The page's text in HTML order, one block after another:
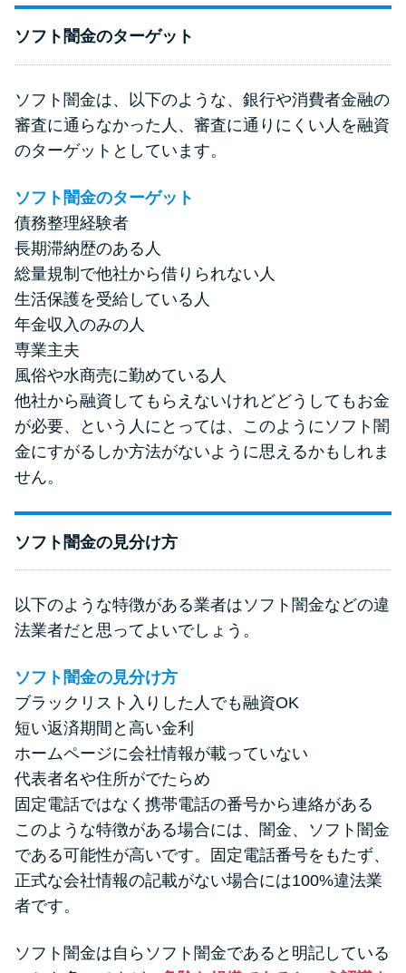
ソフト闇金のターゲット
ソフト闇金は、以下のような、銀行や消費者金融の
審査に通らなかった人、審査に通りにくい人を融資
のターゲットとしています。
ソフト闇金のターゲット
債務整理経験者
長期滞納歴のある人
総量規制で他社から借りられない人
生活保護を受給している人
年金収入のみの人
専業主夫
風俗や水商売に勤めている人
他社から融資してもらえないけれどどうしてもお金
が必要、という人にとっては、このようにソフト闇
金にすがるしか方法がないように思えるかもしれま
せん。
ソフト闇金の見分け方
以下のような特徴がある業者はソフト闇金などの違
法業者だと思ってよいでしょう。
ソフト闇金の見分け方
ブラックリスト入りした人でも融資OK
短い返済期間と高い金利
ホームページに会社情報が載っていない
代表者名や住所がでたらめ
固定電話ではなく携帯電話の番号から連絡がある
このような特徴がある場合には、闇金、ソフト闇金
である可能性が高いです。固定電話番号をもたず、
正式な会社情報の記載がない場合には100%違法業
者です。
ソフト闇金は自らソフト闇金であると明記している